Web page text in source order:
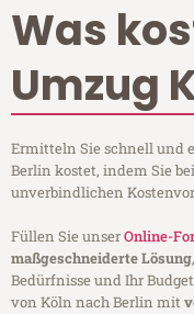
Was
Umzug
Ermitteln Sie schnell und
Berlin kostet, indem Sie
unverbindlichen
Füllen Sie unserOnline-
maßgeschneiderte Lösung
Bedürfnisse und Ihr
von Köln nach Berlin mit